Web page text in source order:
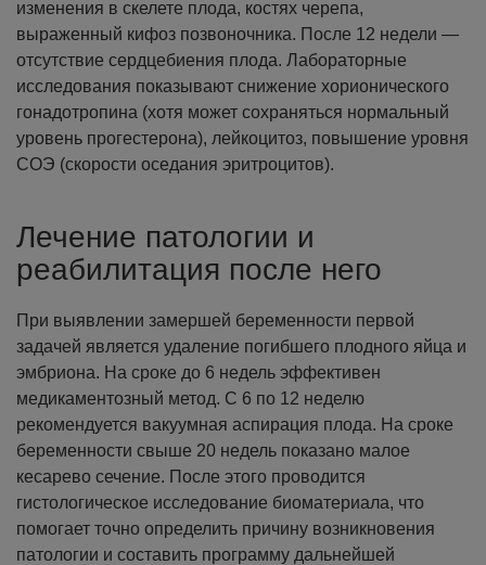
изменения в скелете плода, костях черепа,
выраженный кифоз позвоночника. После 12 недели —
отсутствие сердцебиения плода. Лабораторные
исследования показывают снижение хорионического
гонадотропина (хотя может сохраняться нормальный
уровень прогестерона), лейкоцитоз, повышение уровня
СОЭ (скорости оседания эритроцитов).
Лечение патологии и
реабилитация после него
При выявлении замершей беременности первой
задачей является удаление погибшего плодного яйца и
эмбриона. На сроке до 6 недель эффективен
медикаментозный метод. С 6 по 12 неделю
рекомендуется вакуумная аспирация плода. На сроке
беременности свыше 20 недель показано малое
кесарево сечение. После этого проводится
гистологическое исследование биоматериала, что
помогает точно определить причину возникновения
патологии и составить программу дальнейшей